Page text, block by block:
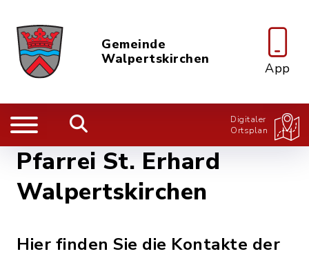
Gemeinde
Walpertskirchen
App
Digitaler
Ortsplan
Pfarrei St. Erhard
Walpertskirchen
Hier finden Sie die Kontakte der